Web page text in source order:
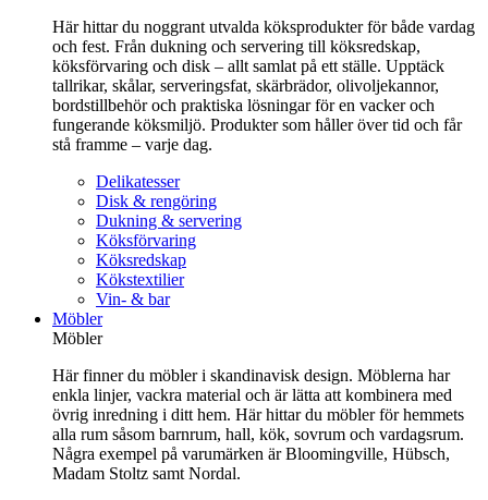
Här hittar du noggrant utvalda köksprodukter för både vardag
och fest. Från dukning och servering till köksredskap,
köksförvaring och disk – allt samlat på ett ställe. Upptäck
tallrikar, skålar, serveringsfat, skärbrädor, olivoljekannor,
bordstillbehör och praktiska lösningar för en vacker och
fungerande köksmiljö. Produkter som håller över tid och får
stå framme – varje dag.
Delikatesser
Disk & rengöring
Dukning & servering
Köksförvaring
Köksredskap
Kökstextilier
Vin- & bar
Möbler
Möbler
Här finner du möbler i skandinavisk design. Möblerna har
enkla linjer, vackra material och är lätta att kombinera med
övrig inredning i ditt hem. Här hittar du möbler för hemmets
alla rum såsom barnrum, hall, kök, sovrum och vardagsrum.
Några exempel på varumärken är Bloomingville, Hübsch,
Madam Stoltz samt Nordal.